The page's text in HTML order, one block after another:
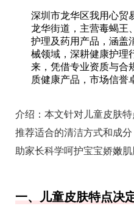
深圳市龙华区我用心贸
龙华街道，主营毒蝎王
护理及药用产品，涵盖
械领域，深耕健康护理
来，凭借专业资质与合
质健康产品，市场信誉
介绍： 本文针对儿童皮肤特
推荐适合的清洁方式和成
助家长科学呵护宝宝娇嫩肌
一、儿童皮肤特点决